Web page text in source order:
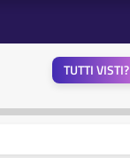
TUTTI VISTI?